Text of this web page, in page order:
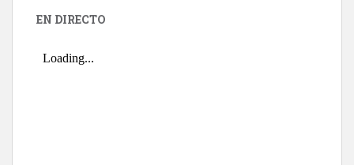
EN DIRECTO